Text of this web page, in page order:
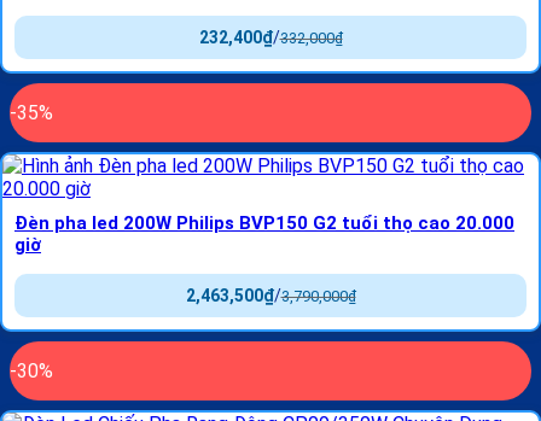
332,000₫
/
232,400₫
-35%
Đèn pha led 200W Philips BVP150 G2 tuổi thọ cao 20.000
giờ
3,790,000₫
/
2,463,500₫
-30%